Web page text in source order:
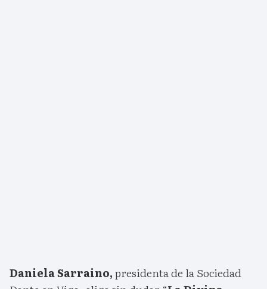
Daniela Sarraino,presidenta de la Sociedad